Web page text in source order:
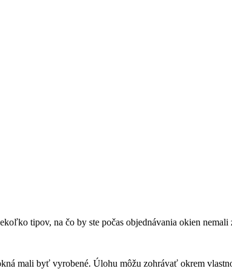
tipov, na čo by ste počas objednávania okien nemali
mali byť vyrobené. Úlohu môžu zohrávať okrem